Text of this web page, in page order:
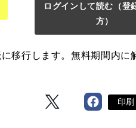
ログインして読む （登
方）
移行します。無料期間内に
印刷